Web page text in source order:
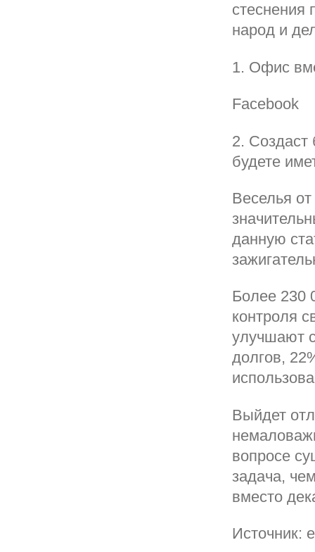
стеснения
народ и
1. Офис
Facebook
2. Создаст
будете
Веселья
данную
Более 230
контроля
улучшают
долгов,
Выйдет
вопросе
задача,
вместо
Источник: